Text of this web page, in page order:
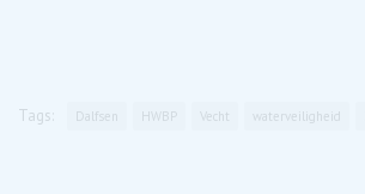
Tags: Dalfsen HWBP Vecht waterveiligheid